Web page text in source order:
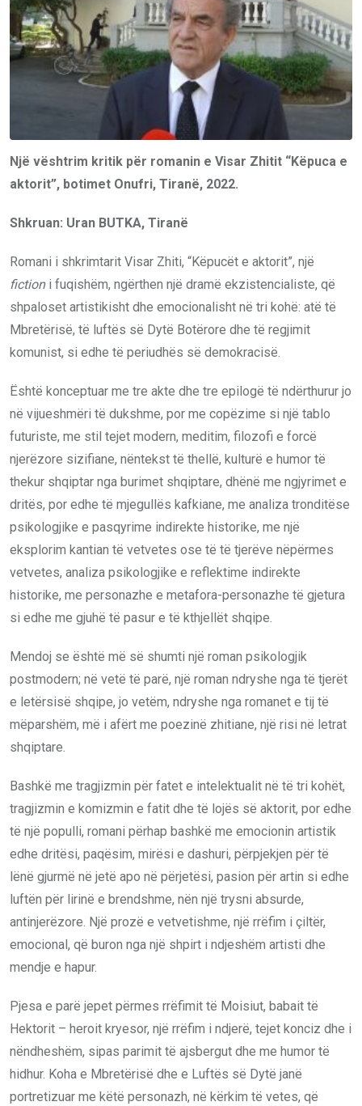
Një vështrim kritik për romanin e Visar Zhitit “Këpuca e
aktorit”, botimet Onufri, Tiranë, 2022.
Shkruan: Uran BUTKA, Tiranë
Romani i shkrimtarit Visar Zhiti, “Këpucët e aktorit”, një
fiction i fuqishëm, ngërthen një dramë ekzistencialiste, që
shpaloset artistikisht dhe emocionalisht në tri kohë: atë të
Mbretërisë, të luftës së Dytë Botërore dhe të regjimit
komunist, si edhe të periudhës së demokracisë.
Është konceptuar me tre akte dhe tre epilogë të ndërthurur jo
në vijueshmëri të dukshme, por me copëzime si një tablo
futuriste, me stil tejet modern, meditim, filozofi e forcë
njerëzore sizifiane, nëntekst të thellë, kulturë e humor të
thekur shqiptar nga burimet shqiptare, dhënë me ngjyrimet e
dritës, por edhe të mjegullës kafkiane, me analiza tronditëse
psikologjike e pasqyrime indirekte historike, me një
eksplorim kantian të vetvetes ose të të tjerëve nëpërmes
vetvetes, analiza psikologjike e reflektime indirekte
historike, me personazhe e metafora-personazhe të gjetura
si edhe me gjuhë të pasur e të kthjellët shqipe.
Mendoj se është më së shumti një roman psikologjik
postmodern; në vetë të parë, një roman ndryshe nga të tjerët
e letërsisë shqipe, jo vetëm, ndryshe nga romanet e tij të
mëparshëm, më i afërt me poezinë zhitiane, një risi në letrat
shqiptare.
Bashkë me tragjizmin për fatet e intelektualit në të tri kohët,
tragjizmin e komizmin e fatit dhe të lojës së aktorit, por edhe
të një populli, romani përhap bashkë me emocionin artistik
edhe dritësi, paqësim, mirësi e dashuri, përpjekjen për të
lënë gjurmë në jetë apo në përjetësi, pasion për artin si edhe
luftën për lirinë e brendshme, nën një trysni absurde,
antinjerëzore. Një prozë e vetvetishme, një rrëfim i çiltër,
emocional, që buron nga një shpirt i ndjeshëm artisti dhe
mendje e hapur.
Pjesa e parë jepet përmes rrëfimit të Moisiut, babait të
Hektorit – heroit kryesor, një rrëfim i ndjerë, tejet konciz dhe i
nëndheshëm, sipas parimit të ajsbergut dhe me humor të
hidhur. Koha e Mbretërisë dhe e Luftës së Dytë janë
portretizuar me këtë personazh, në kërkim të vetes, që